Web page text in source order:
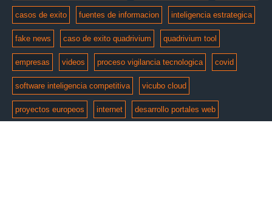
casos de exito fuentes de informacion inteligencia estrategica
fake news caso de exito quadrivium quadrivium tool
empresas videos proceso vigilancia tecnologica covid
software inteligencia competitiva vicubo cloud
proyectos europeos internet desarrollo portales web